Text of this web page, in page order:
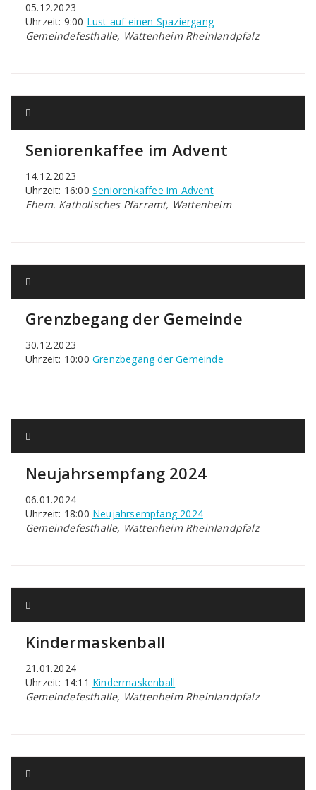
05.12.2023
Uhrzeit: 9:00 Lust auf einen Spaziergang
Gemeindefesthalle, Wattenheim Rheinlandpfalz
Seniorenkaffee im Advent
14.12.2023
Uhrzeit: 16:00 Seniorenkaffee im Advent
Ehem. Katholisches Pfarramt, Wattenheim
Grenzbegang der Gemeinde
30.12.2023
Uhrzeit: 10:00 Grenzbegang der Gemeinde
Neujahrsempfang 2024
06.01.2024
Uhrzeit: 18:00 Neujahrsempfang 2024
Gemeindefesthalle, Wattenheim Rheinlandpfalz
Kindermaskenball
21.01.2024
Uhrzeit: 14:11 Kindermaskenball
Gemeindefesthalle, Wattenheim Rheinlandpfalz